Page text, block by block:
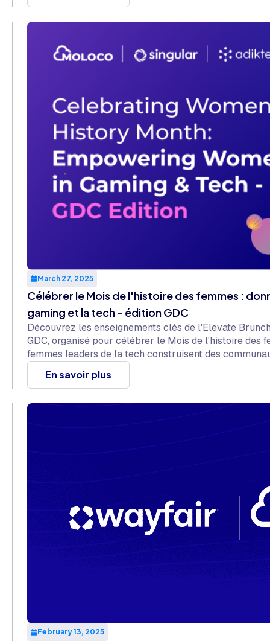
March 27, 2025
Célébrer le Mois de l'histoire des femmes :
gaming et la tech - édition GDC
Découvrez les enseignements clés de l'Elevate
GDC, organisé pour célébrer le Mois de l'histoire des
femmes leaders de la tech construisent des
en opportunité et incarnent des ambitions
En savoir plus
February 13, 2025